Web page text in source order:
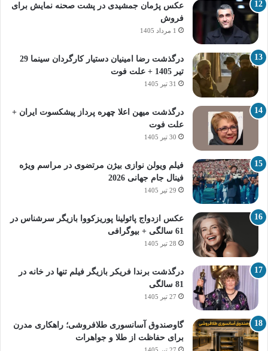
عکس پژمان جمشیدی در پشت صحنه نمایش برای
فروش
1 مرداد 1405
درگذشت رضا امینیان دستیار کارگردان سینما 29
تیر 1405 + علت فوت
31 تیر 1405
درگذشت میهن اعلا چهره پرداز پیشکسوت ایران +
علت فوت
30 تیر 1405
فیلم ویولن نوازی بیژن مرتضوی در مراسم ویژه
فینال جام جهانی 2026
29 تیر 1405
عکس ازدواج پائولینا پوریزکووا بازیگر سرشناس در
61 سالگی + بیوگرافی
28 تیر 1405
درگذشت برندا فریکر بازیگر فیلم تنها در خانه در
81 سالگی
27 تیر 1405
گاوصندوق آسانسوری طلافروشی؛ راهکاری مدرن
برای حفاظت از طلا و جواهرات